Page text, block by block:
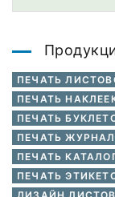
ПЕЧАТЬ
ПЕЧАТЬ
ПЕЧАТЬ
ПЕЧАТЬ
ПЕЧАТЬ
ПЕЧАТЬ